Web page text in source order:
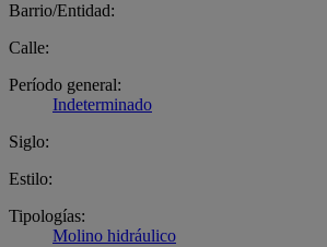
Barrio/Entidad:
Calle:
Período general:
Indeterminado
Siglo:
Estilo:
Tipologías:
Molino hidráulico